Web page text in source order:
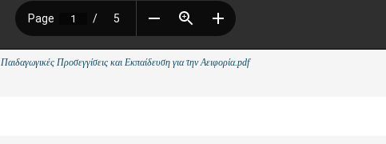
Παιδαγωγικές Προσεγγίσεις και Εκπαίδευση για την Αειφορία.pdf